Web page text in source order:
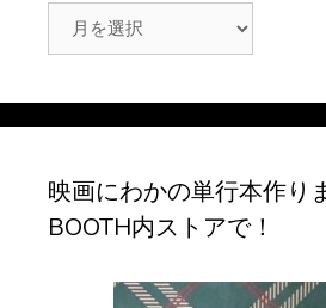
ー
映画にわかの単行本作り
BOOTH内ストアで！